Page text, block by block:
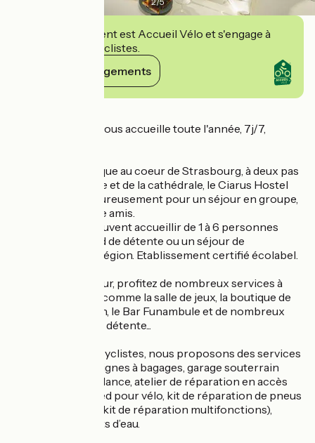
Cet établissement est Accueil Vélo et s'engage à
accueillir des cyclistes.
Voir ses engagements
Le Ciarus Hostel vous accueille toute l'année, 7j/7,
Immeuble historique au coeur de Strasbourg, à deux pas
de la Petite France et de la cathédrale, le Ciarus Hostel
vous reçoit chaleureusement pour un séjour en groupe,
en famille ou entre amis.
Nos chambres peuvent accueillir de 1 à 6 personnes
pour un week-end de détente ou un séjour de
découverte de la région. Etablissement certifié écolabel.
Durant votre séjour, profitez de nombreux services à
votre disposition comme la salle de jeux, la boutique de
souvenirs, le jardin, le Bar Funambule et de nombreux
autres espaces de détente...
Pour nos clients cyclistes, nous proposons des services
sur mesure : consignes à bagages, garage souterrain
sous vidéo surveillance, atelier de réparation en accès
libre (pompe à pied pour vélo, kit de réparation de pneus
et chambres à air, kit de réparation multifonctions),
sanitaires et points d’eau.